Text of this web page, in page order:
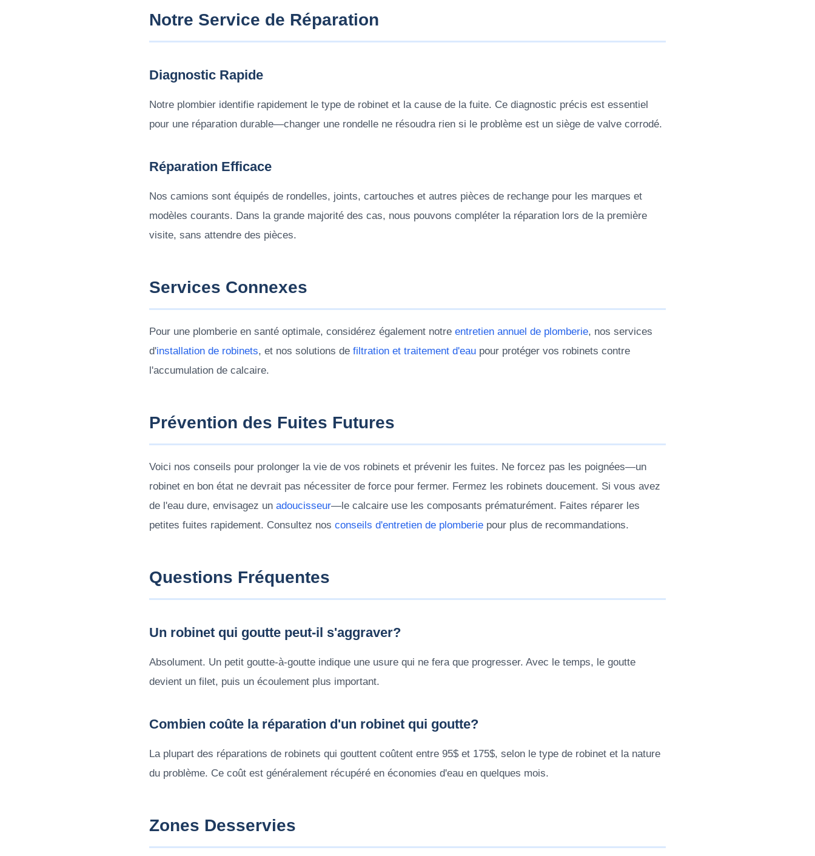
Notre Service de Réparation
Diagnostic Rapide
Notre plombier identifie rapidement le type de robinet et la cause de la fuite. Ce diagnostic précis est essentiel
pour une réparation durable—changer une rondelle ne résoudra rien si le problème est un siège de valve corrodé.
Réparation Efficace
Nos camions sont équipés de rondelles, joints, cartouches et autres pièces de rechange pour les marques et
modèles courants. Dans la grande majorité des cas, nous pouvons compléter la réparation lors de la première
visite, sans attendre des pièces.
Services Connexes
Pour une plomberie en santé optimale, considérez également notre entretien annuel de plomberie, nos services
d'installation de robinets, et nos solutions de filtration et traitement d'eau pour protéger vos robinets contre
l'accumulation de calcaire.
Prévention des Fuites Futures
Voici nos conseils pour prolonger la vie de vos robinets et prévenir les fuites. Ne forcez pas les poignées—un
robinet en bon état ne devrait pas nécessiter de force pour fermer. Fermez les robinets doucement. Si vous avez
de l'eau dure, envisagez un adoucisseur—le calcaire use les composants prématurément. Faites réparer les
petites fuites rapidement. Consultez nos conseils d'entretien de plomberie pour plus de recommandations.
Questions Fréquentes
Un robinet qui goutte peut-il s'aggraver?
Absolument. Un petit goutte-à-goutte indique une usure qui ne fera que progresser. Avec le temps, le goutte
devient un filet, puis un écoulement plus important.
Combien coûte la réparation d'un robinet qui goutte?
La plupart des réparations de robinets qui gouttent coûtent entre 95$ et 175$, selon le type de robinet et la nature
du problème. Ce coût est généralement récupéré en économies d'eau en quelques mois.
Zones Desservies